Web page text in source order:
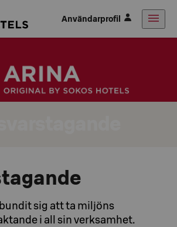
Användarprofil
sig att ta miljöns
i all sin verksamhet.